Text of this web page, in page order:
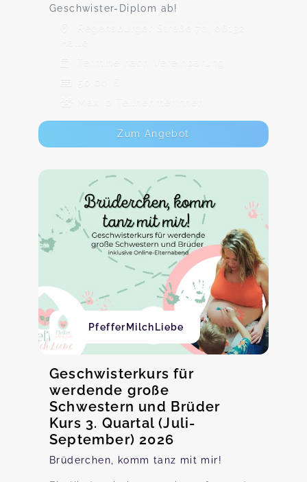
Geschwister-Diplom ab!
Regensburger Straße 7c, 06132
Halle
Termine nach Vereinbarung
50,00 €
Max. 0 TeilnehmerInnen
Zum Angebot
PfefferMilchLiebe
Geschwisterkurs für
werdende große
Schwestern und Brüder
Kurs 3. Quartal (Juli-
September) 2026
Brüderchen, komm tanz mit mir!